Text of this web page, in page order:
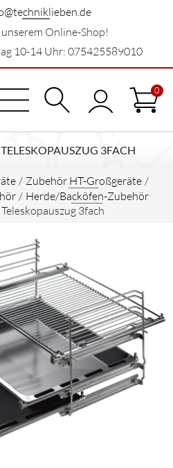
Online-Shop!
10-14 Uhr: 075425589010
0
3FACH
/ Zubehör HT-Großgeräte /
/ Herde/Backöfen-Zubehör
3fach